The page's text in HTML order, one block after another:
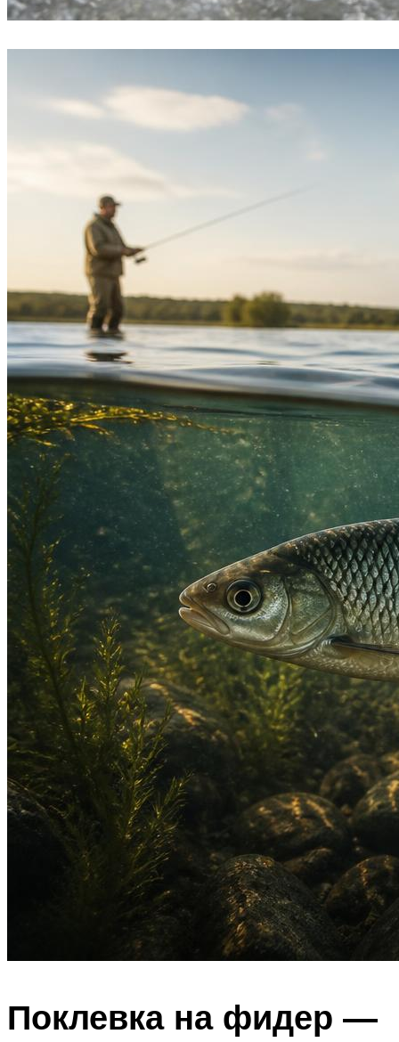
Поклевка на фидер —